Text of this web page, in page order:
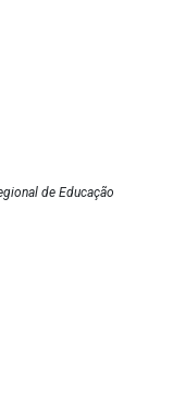
de Educação